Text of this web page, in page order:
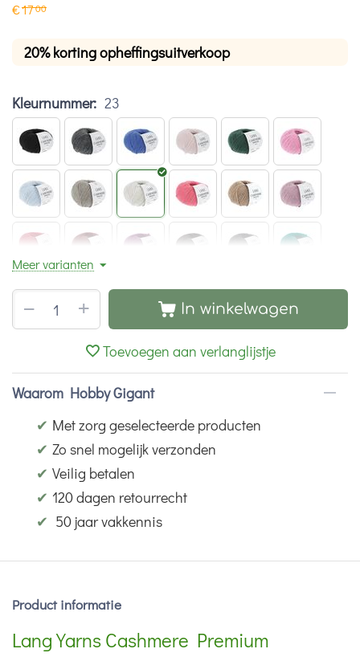
€1700
20% korting opheffingsuitverkoop
Kleurnummer: 23
Meer varianten
+
− In winkelwagen
Toevoegen aan verlanglijstje
Waarom Hobby Gigant
✔ Met zorg geselecteerde producten
✔ Zo snel mogelijk verzonden
✔ Veilig betalen
✔ 120 dagen retourrecht
✔ 50 jaar vakkennis
Product informatie
Lang Yarns Cashmere Premium